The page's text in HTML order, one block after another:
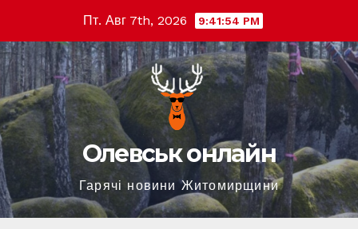
содержимому
Пт. Авг 7th, 2026 9:41:55 PM
Олевськ онлайн
Гарячі новини Житомирщини